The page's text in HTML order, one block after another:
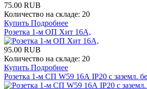
75.00 RUB
Количество на складе: 20
Купить Подробнее
Розетка 1-м ОП Хит 16А,
95.00 RUB
Количество на складе: 20
Купить Подробнее
Розетка 1-м СП W59 16А IP20 с заземл.